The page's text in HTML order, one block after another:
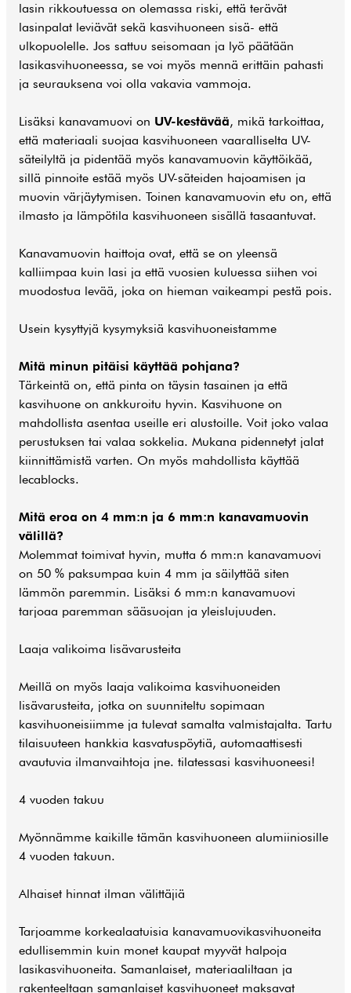
lasin rikkoutuessa on olemassa riski, että terävät
lasinpalat leviävät sekä kasvihuoneen sisä- että
ulkopuolelle. Jos sattuu seisomaan ja lyö päätään
lasikasvihuoneessa, se voi myös mennä erittäin pahasti
ja seurauksena voi olla vakavia vammoja.
Lisäksi kanavamuovi on UV-kestävää, mikä tarkoittaa,
että materiaali suojaa kasvihuoneen vaaralliselta UV-
säteilyltä ja pidentää myös kanavamuovin käyttöikää,
sillä pinnoite estää myös UV-säteiden hajoamisen ja
muovin värjäytymisen. Toinen kanavamuovin etu on, että
ilmasto ja lämpötila kasvihuoneen sisällä tasaantuvat.
Kanavamuovin haittoja ovat, että se on yleensä
kalliimpaa kuin lasi ja että vuosien kuluessa siihen voi
muodostua levää, joka on hieman vaikeampi pestä pois.
Usein kysyttyjä kysymyksiä kasvihuoneistamme
Mitä minun pitäisi käyttää pohjana?
Tärkeintä on, että pinta on täysin tasainen ja että
kasvihuone on ankkuroitu hyvin. Kasvihuone on
mahdollista asentaa useille eri alustoille. Voit joko valaa
perustuksen tai valaa sokkelia. Mukana pidennetyt jalat
kiinnittämistä varten. On myös mahdollista käyttää
lecablocks.
Mitä eroa on 4 mm:n ja 6 mm:n kanavamuovin
välillä?
Molemmat toimivat hyvin, mutta 6 mm:n kanavamuovi
on 50 % paksumpaa kuin 4 mm ja säilyttää siten
lämmön paremmin. Lisäksi 6 mm:n kanavamuovi
tarjoaa paremman sääsuojan ja yleislujuuden.
Laaja valikoima lisävarusteita
Meillä on myös laaja valikoima kasvihuoneiden
lisävarusteita, jotka on suunniteltu sopimaan
kasvihuoneisiimme ja tulevat samalta valmistajalta. Tartu
tilaisuuteen hankkia kasvatuspöytiä, automaattisesti
avautuvia ilmanvaihtoja jne. tilatessasi kasvihuoneesi!
4 vuoden takuu
Myönnämme kaikille tämän kasvihuoneen alumiiniosille
4 vuoden takuun.
Alhaiset hinnat ilman välittäjiä
Tarjoamme korkealaatuisia kanavamuovikasvihuoneita
edullisemmin kuin monet kaupat myyvät halpoja
lasikasvihuoneita. Samanlaiset, materiaaliltaan ja
rakenteeltaan samanlaiset kasvihuoneet maksavat